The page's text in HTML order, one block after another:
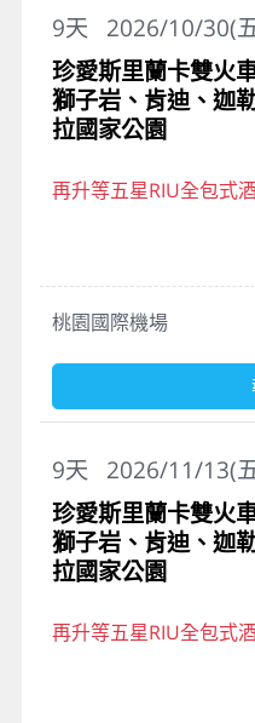
2026/10/30(
9天
珍愛斯里蘭卡雙火
獅子岩、肯迪、迦
拉國家公園
再升等五星RIU全包式
桃園國際機場
2026/11/13(
9天
珍愛斯里蘭卡雙火
獅子岩、肯迪、迦
拉國家公園
再升等五星RIU全包式